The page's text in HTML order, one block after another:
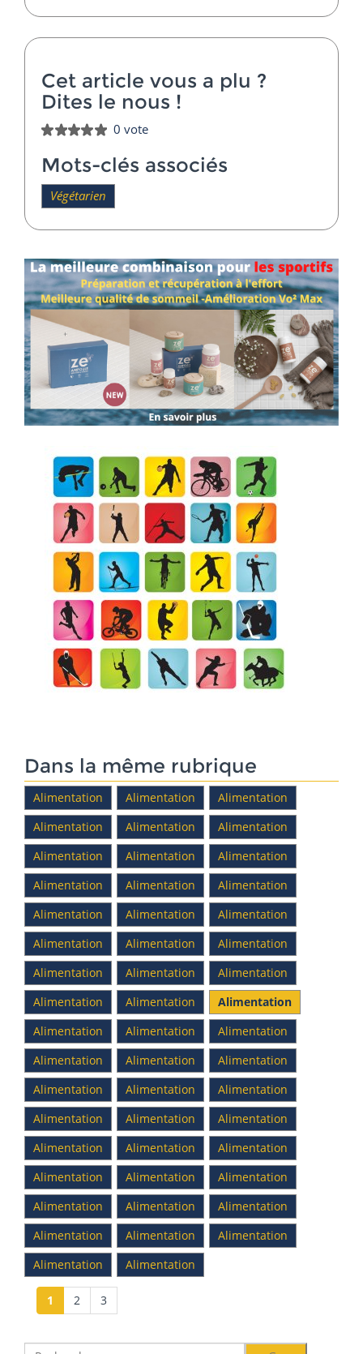
Cet article vous a plu ?
Dites le nous !
0 vote
Mots-clés associés
Végétarien
Dans la même rubrique
Alimentation Alimentation
Alimentation
Alimentation
Alimentation
Alimentation
Alimentation
Alimentation
Alimentation
Alimentation
Alimentation
Alimentation
Alimentation
Alimentation
Alimentation
Alimentation
Alimentation
Alimentation
Alimentation
Alimentation
Alimentation
Alimentation
Alimentation
Alimentation
Alimentation
Alimentation
Alimentation
Alimentation
Alimentation
Alimentation
Alimentation
Alimentation
Alimentation
Alimentation
Alimentation
Alimentation
Alimentation
Alimentation
Alimentation
Alimentation
Alimentation
Alimentation
Alimentation
Alimentation
Alimentation
Alimentation
Alimentation
Alimentation
Alimentation
Alimentation
1 2 3